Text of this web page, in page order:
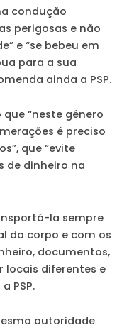
condução
perigosas e não
e “se bebeu em
para a sua
ainda a PSP.
“neste género
é preciso
que “evite
de dinheiro na
la sempre
do corpo e com os
documentos,
locais diferentes e
PSP.
autoridade